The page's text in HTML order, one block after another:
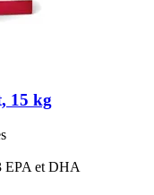
15 kg
EPA et DHA